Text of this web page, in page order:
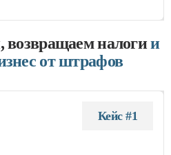
возвращаем налогии
от штрафов
Кейс #1